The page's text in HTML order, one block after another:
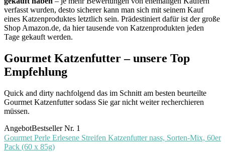
verfasst wurden, desto sicherer kann man sich mit seinem Kauf
eines Katzenproduktes letztlich sein. Prädestiniert dafür ist der große
Shop Amazon.de, da hier tausende von Katzenprodukten jeden
Tage gekauft werden.
Gourmet Katzenfutter – unsere Top
Empfehlung
Quick and dirty nachfolgend das im Schnitt am besten beurteilte
Gourmet Katzenfutter sodass Sie gar nicht weiter recherchieren
müssen.
AngebotBestseller Nr. 1
Gourmet Perle Erlesene Streifen Katzenfutter nass, Sorten-Mix, 60er
Pack (60 x 85g)